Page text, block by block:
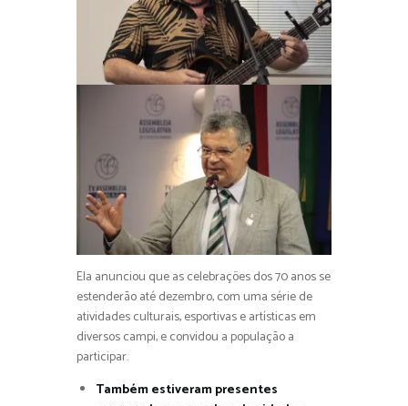
Ela anunciou que as celebrações dos 70 anos se
estenderão até dezembro, com uma série de
atividades culturais, esportivas e artísticas em
diversos campi, e convidou a população a
participar.
Também estiveram presentes